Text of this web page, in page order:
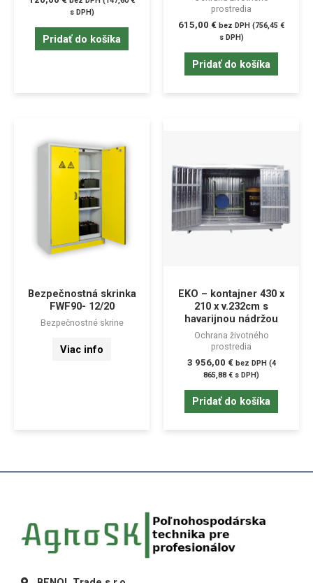
s DPH)
Pridať do košíka
prostredia
615,00 € bez DPH (756,45 €
s DPH)
Pridať do košíka
Bezpečnostná skrinka
FWF90- 12/20
Bezpečnostné skrine
Viac info
EKO – kontajner 430 x
210 x v.232cm s
havarijnou nádržou
Ochrana životného
prostredia
3 956,00 € bez DPH (4
865,88 € s DPH)
Pridať do košíka